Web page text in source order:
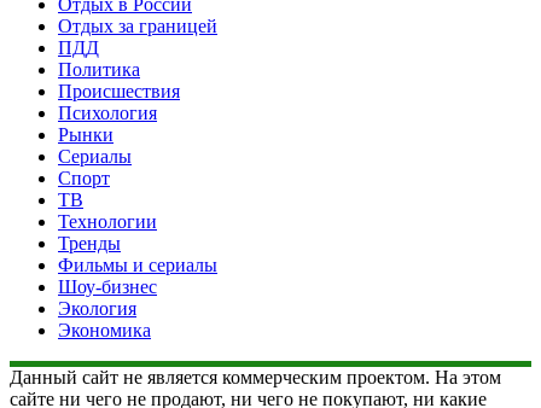
Отдых в России
Отдых за границей
ПДД
Политика
Происшествия
Психология
Рынки
Сериалы
Спорт
ТВ
Технологии
Тренды
Фильмы и сериалы
Шоу-бизнес
Экология
Экономика
Данный сайт не является коммерческим проектом. На этом
сайте ни чего не продают, ни чего не покупают, ни какие